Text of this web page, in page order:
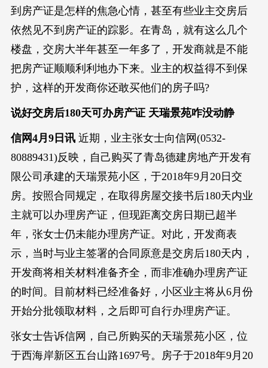
到房产证是怎样的焦急心情，甚至有些业主交房后
依然见不到房产证的踪影。在青岛，就有这么几个
楼盘，交房大半年甚至一年多了，开发商就是不能
把房产证顺顺利利地办下来。业主的权益得不到保
护，这样的开发商你还敢买他们的房子吗?
说好交房后180天可办房产证 天瑞景苑咋没动静
信网4月9日讯近期，业主张女士向信网(0532-
80889431)反映，自己购买了青岛德建房地产开发有
限公司承建的天瑞景苑小区，于2018年9月20日交
房。按照合同规定，在取得房屋交接书后180天内业
主就可以办理房产证，但现距离交房日期已超半
年，张女士仍未能办理房产证。对此，开发商表
示，当时与业主签署的合同原意是交房后180天内，
开发商将相关材料准备齐全，而非准确办理房产证
的时间。目前材料已经准备好，小区业主将从6月份
开始分批领取材料，之后即可自行办理房产证。
张女士告诉信网，自己所购买的天瑞景苑小区，位
于西海岸新区五台山路1697号。房子于2018年9月20